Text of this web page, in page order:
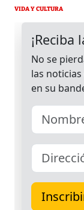
VIDA Y CULTURA